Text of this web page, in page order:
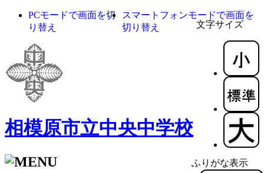
文字サイズ
ふりがな表示
PCモードで画面を切
り替え
スマートフォンモードで画面を
切り替え
相模原市立中央中学校